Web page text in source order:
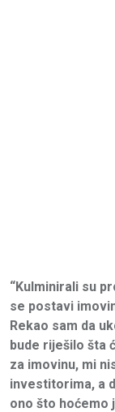
“Kulminirali su
se postavi
Rekao sam da
bude riješilo šta
za imovinu, mi
investitorima, a
ono što hoćemo